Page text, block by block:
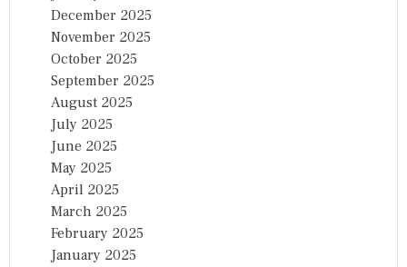
December 2025
November 2025
October 2025
September 2025
August 2025
July 2025
June 2025
May 2025
April 2025
March 2025
February 2025
January 2025